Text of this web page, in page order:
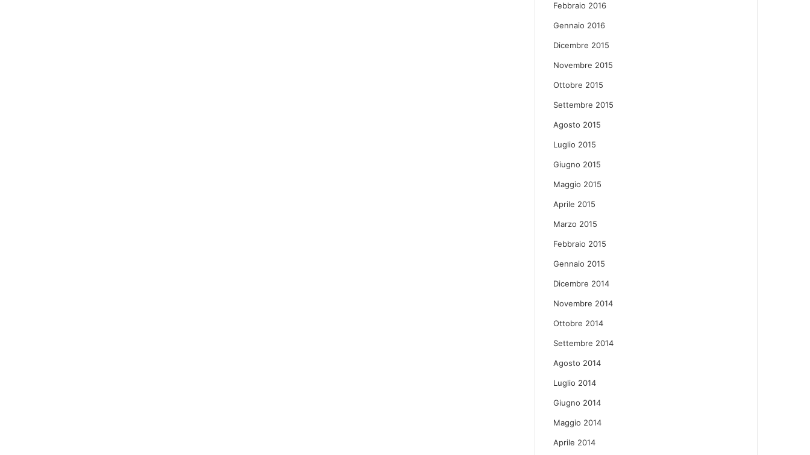
Febbraio 2016
Gennaio 2016
Dicembre 2015
Novembre 2015
Ottobre 2015
Settembre 2015
Agosto 2015
Luglio 2015
Giugno 2015
Maggio 2015
Aprile 2015
Marzo 2015
Febbraio 2015
Gennaio 2015
Dicembre 2014
Novembre 2014
Ottobre 2014
Settembre 2014
Agosto 2014
Luglio 2014
Giugno 2014
Maggio 2014
Aprile 2014